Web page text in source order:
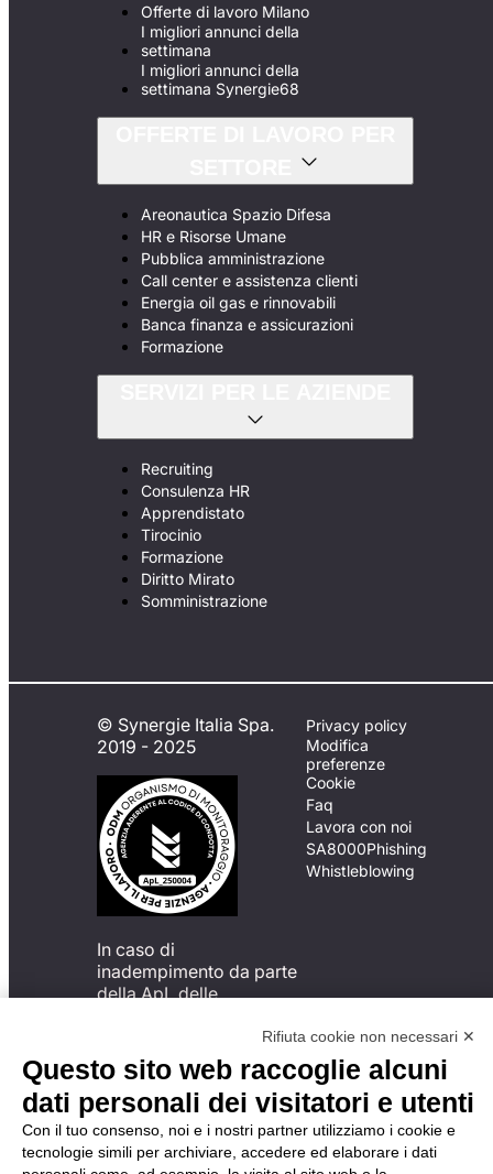
Offerte di lavoro Milano
I migliori annunci della
settimana
I migliori annunci della
settimana Synergie68
Areonautica Spazio Difesa
HR e Risorse Umane
Pubblica amministrazione
Call center e assistenza clienti
Energia oil gas e rinnovabili
Banca finanza e assicurazioni
Formazione
Recruiting
Consulenza HR
Apprendistato
Tirocinio
Formazione
Diritto Mirato
Somministrazione
© Synergie Italia Spa.
2019 - 2025
In caso di
inadempimento da parte
della ApL delle
del Codice di Condotta, è
possibile presentare un
reclamo
all’Organismo di
Monitoraggio utilizzando
una delle modalità
descritte al seguente
Privacy policy
Modifica
preferenze
Cookie
Faq
Lavora con noi
SA8000Phishing
Whistleblowing
Rifiuta cookie non necessari ✕
Questo sito web raccoglie alcuni
dati personali dei visitatori e utenti
Con il tuo consenso, noi e i nostri partner utilizziamo i cookie e
tecnologie simili per archiviare, accedere ed elaborare i dati